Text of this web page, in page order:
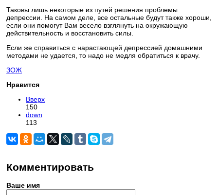
Таковы лишь некоторые из путей решения проблемы
депрессии. На самом деле, все остальные будут также хороши,
если они помогут Вам весело взглянуть на окружающую
действительность и восстановить силы.
Если же справиться с нарастающей депрессией домашними
методами не удается, то надо не медля обратиться к врачу.
ЗОЖ
Нравится
Вверх
150
down
113
Комментировать
Ваше имя